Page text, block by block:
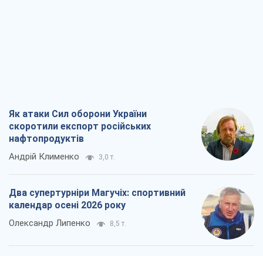
Як атаки Сил оборони України
скоротили експорт російських
нафтопродуктів
Андрій Клименко 3,0 т.
Два супертурніри Магучіх: спортивний
календар осені 2026 року
Олександр Липенко 8,5 т.